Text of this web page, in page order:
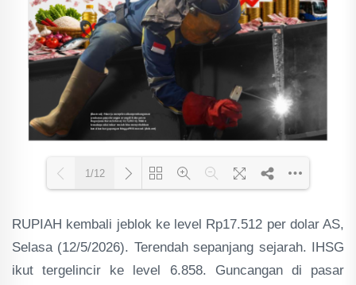
Loading PDF 74% ...
1/12
RUPIAH kembali jeblok ke level Rp17.512 per dolar AS,
Selasa (12/5/2026). Terendah sepanjang sejarah. IHSG
ikut tergelincir ke level 6.858. Guncangan di pasar